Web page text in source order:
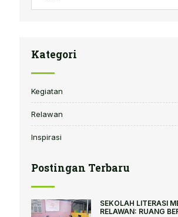
Kategori
Kegiatan
Relawan
Inspirasi
Postingan Terbaru
SEKOLAH LITERASI
RELAWAN: RUANG